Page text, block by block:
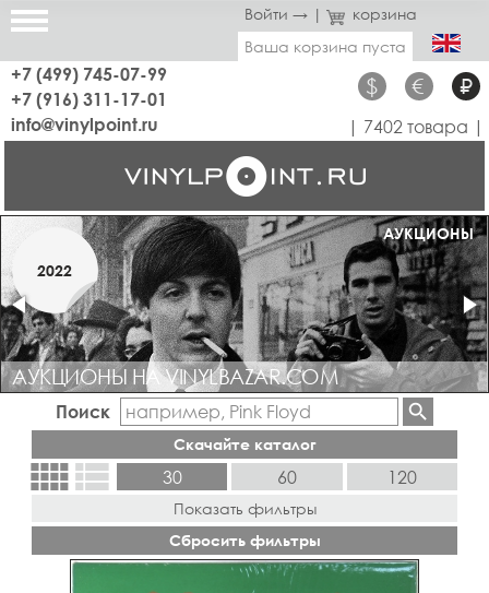
Войти → |
корзина
Ваша корзина пуста
+7 (499) 745-07-99
+7 (916) 311-17-01
$ € ₽
info@vinylpoint.ru | 7402 товара |
МАГАЗИН ОТКРЫТ
МАРТ
2019
АУКЦИОНЫ
2022
АУКЦИОНЫ НА VINYLBAZAR.COM
Поиск
Скачайте каталог
view_comfyview_list 30 60 120
Показать фильтры
Сбросить фильтры